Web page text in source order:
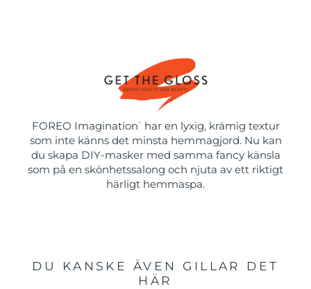
FOREO Imagination ™
har en lyxig, krämig textur
som inte känns det minsta hemmagjord. Nu kan
du skapa DIY-masker med samma fancy känsla
som på en skönhetssalong och njuta av ett riktigt
härligt hemmaspa.
DU KANSKE ÄVEN GILLAR DET
HÄR